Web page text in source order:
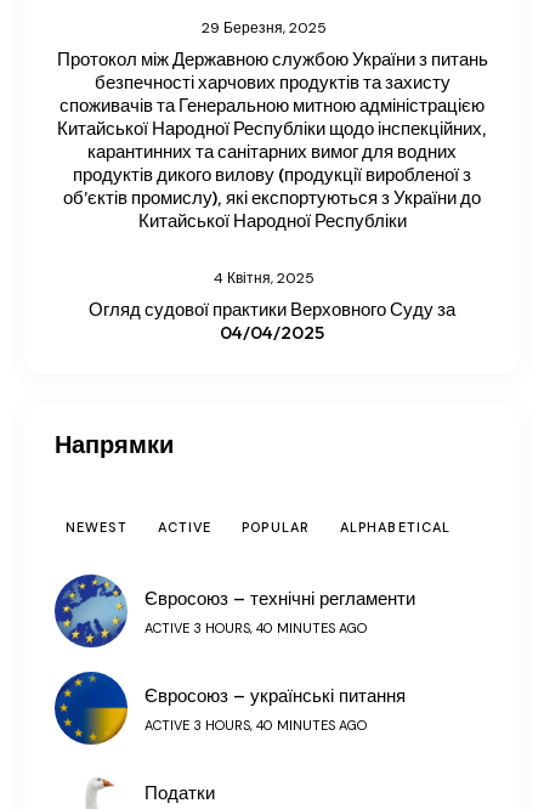
29 Березня, 2025
Протокол між Державною службою України з питань
безпечності харчових продуктів та захисту
споживачів та Генеральною митною адміністрацією
Китайської Народної Республіки щодо інспекційних,
карантинних та санітарних вимог для водних
продуктів дикого вилову (продукції виробленої з
об’єктів промислу), які експортуються з України до
Китайської Народної Республіки
4 Квітня, 2025
Огляд судової практики Верховного Суду за
04/04/2025
Напрямки
NEWEST ACTIVE POPULAR ALPHABETICAL
Євросоюз – технічні регламенти
ACTIVE 3 HOURS, 40 MINUTES AGO
Євросоюз – українські питання
ACTIVE 3 HOURS, 40 MINUTES AGO
Податки